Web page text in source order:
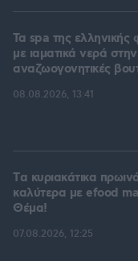
Τα spa της ελληνικής
με ιαματικά νερά
αναζωογονητικές
08.08.2026, 13:41
Tα κυριακάτικα
καλύτερα με efood
Θέμα!
07.08.2026, 12:25